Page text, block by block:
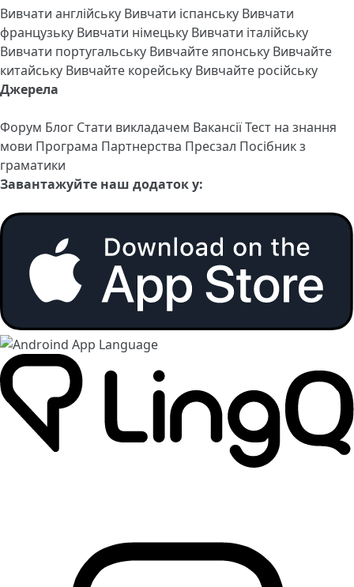
Вивчати англійську Вивчати іспанську Вивчати
французьку Вивчати німецьку Вивчати італійську
Вивчати португальську Вивчайте японську Вивчайте
китайську Вивчайте корейську Вивчайте російську
Джерела
Форум Блог Стати викладачем ВакансіїТест на знання
мови Програма Партнерства Пресзал Посібник з
граматики
Завантажуйте наш додаток у: